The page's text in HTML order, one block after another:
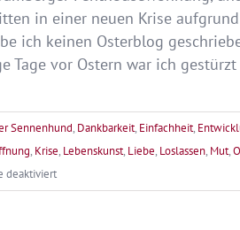
in einer neuen Krise
ich keinen Osterblog
Tage vor Ostern war ich
Sennenhund, Dankbarkeit, Einfachheit,
, Krise, Lebenskunst, Liebe, Loslassen, Mut,
deaktiviertfür
Frohe